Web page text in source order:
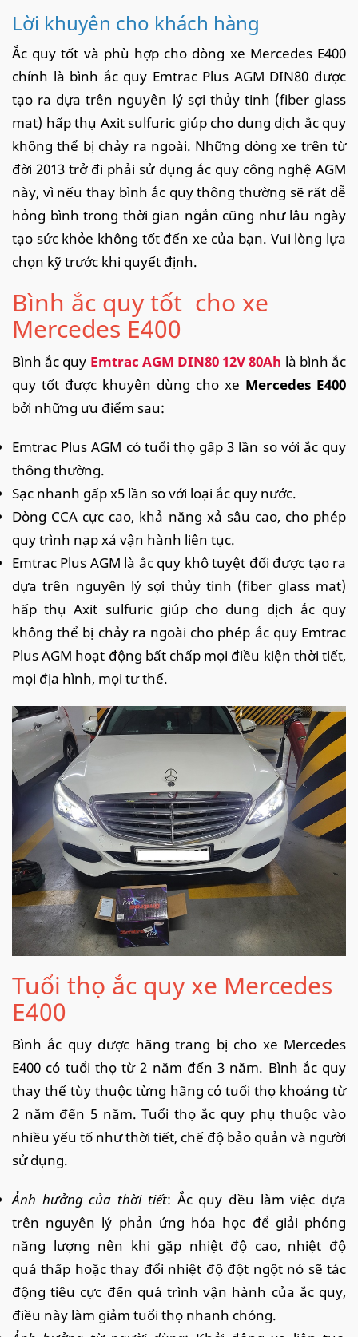
Lời khuyên cho khách hàng
Ắc quy tốt và phù hợp cho dòng xe Mercedes E400
chính là bình ắc quy Emtrac Plus AGM DIN80 được
tạo ra dựa trên nguyên lý sợi thủy tinh (fiber glass
mat) hấp thụ Axit sulfuric giúp cho dung dịch ắc quy
không thể bị chảy ra ngoài. Những dòng xe trên từ
đời 2013 trở đi phải sử dụng ắc quy công nghệ AGM
này, vì nếu thay bình ắc quy thông thường sẽ rất dễ
hỏng bình trong thời gian ngắn cũng như lâu ngày
tạo sức khỏe không tốt đến xe của bạn. Vui lòng lựa
chọn kỹ trước khi quyết định.
Bình ắc quy tốt cho xe
Mercedes E400
Bình ắc quy Emtrac AGM DIN80 12V 80Ah là bình ắc
quy tốt được khuyên dùng cho xe Mercedes E400
bởi những ưu điểm sau:
Emtrac Plus AGM có tuổi thọ gấp 3 lần so với ắc quy
thông thường.
Sạc nhanh gấp x5 lần so với loại ắc quy nước.
Dòng CCA cực cao, khả năng xả sâu cao, cho phép
quy trình nạp xả vận hành liên tục.
Emtrac Plus AGM là ắc quy khô tuyệt đối được tạo ra
dựa trên nguyên lý sợi thủy tinh (fiber glass mat)
hấp thụ Axit sulfuric giúp cho dung dịch ắc quy
không thể bị chảy ra ngoài cho phép ắc quy Emtrac
Plus AGM hoạt động bất chấp mọi điều kiện thời tiết,
mọi địa hình, mọi tư thế.
Tuổi thọ ắc quy xe Mercedes
E400
Bình ắc quy được hãng trang bị cho xe Mercedes
E400 có tuổi thọ từ 2 năm đến 3 năm. Bình ắc quy
thay thế tùy thuộc từng hãng có tuổi thọ khoảng từ
2 năm đến 5 năm. Tuổi thọ ắc quy phụ thuộc vào
nhiều yếu tố như thời tiết, chế độ bảo quản và người
sử dụng.
Ảnh hưởng của thời tiết: Ắc quy đều làm việc dựa
trên nguyên lý phản ứng hóa học để giải phóng
năng lượng nên khi gặp nhiệt độ cao, nhiệt độ
quá thấp hoặc thay đổi nhiệt độ đột ngột nó sẽ tác
động tiêu cực đến quá trình vận hành của ắc quy,
điều này làm giảm tuổi thọ nhanh chóng.